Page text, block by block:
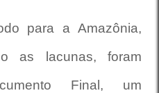
para a Amazônia,
as lacunas, foram
Final, um